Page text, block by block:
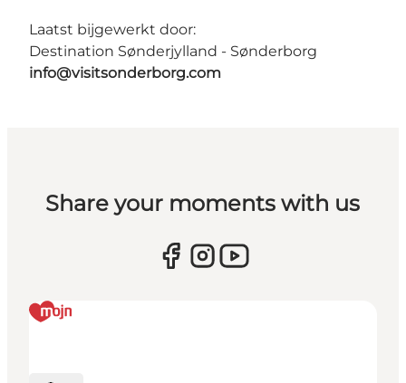
Laatst bijgewerkt door:
Destination Sønderjylland - Sønderborg
info@visitsonderborg.com
Share your moments with us